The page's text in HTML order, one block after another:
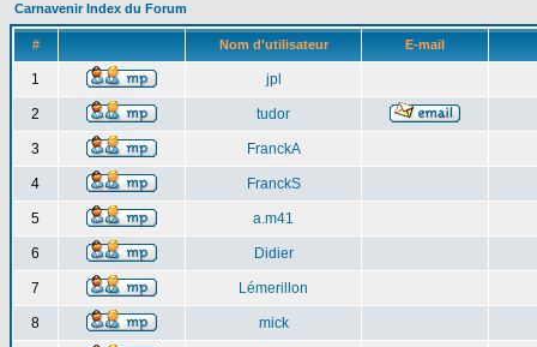
Carnavenir Index du Forum
# Nom d'utilisateur E-mail
1 jpl
2 tudor
3 FranckA
4 FranckS
5 a.m41
6 Didier
7 Lémerillon
8 mick